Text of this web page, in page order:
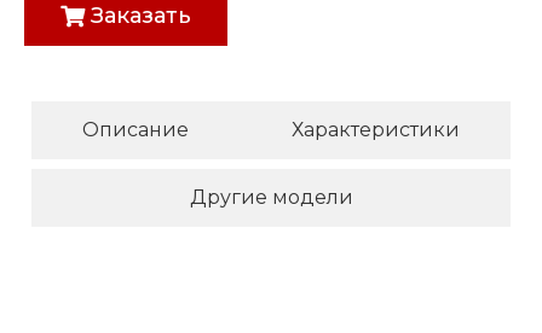
Заказать
Описание Характеристики
Другие модели